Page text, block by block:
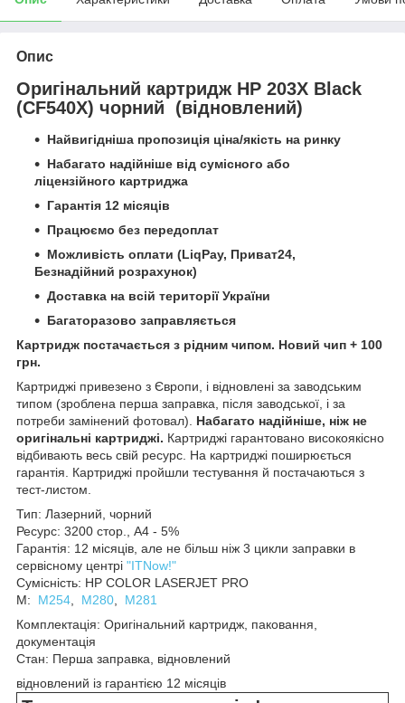
Опис
Оригінальний картридж HP 203X Black
(CF540X) чорний (відновлений)
Найвигідніша пропозиція ціна/якість на ринку
Набагато надійніше від сумісного або
ліцензійного картриджа
Гарантія 12 місяців
Працюємо без передоплат
Можливість оплати (LiqPay, Приват24,
Безнадійний розрахунок)
Доставка на всій території України
Багаторазово заправляється
Картридж постачається з рідним чипом. Новий чип + 100
грн.
Картриджі привезено з Європи, і відновлені за заводським
типом (зроблена перша заправка, після заводської, і за
потреби замінений фотовал). Набагато надійніше, ніж не
оригінальні картриджі. Картриджі гарантовано високоякісно
відбивають весь свій ресурс. На картриджі поширюється
гарантія. Картриджі пройшли тестування й постачаються з
тест-листом.
Тип: Лазерний, чорний
Ресурс: 3200 стор., А4 - 5%
Гарантія: 12 місяців, але не більш ніж 3 цикли заправки в
сервісному центрі "ITNow!"
Сумісність: HP COLOR LASERJET PRO
M: M254, M280, M281
Комплектація: Оригінальний картридж, паковання,
документація
Стан: Перша заправка, відновлений
відновлений із гарантією 12 місяців